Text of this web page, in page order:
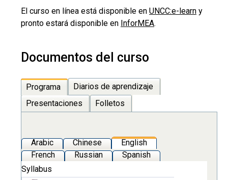
El curso en línea está disponible en UNCC:e-learn y
pronto estará disponible en InforMEA.
Documentos del curso
Programa
Diarios de aprendizaje
Presentaciones
Folletos
Arabic Chinese
English
French
Russian Spanish
Syllabus